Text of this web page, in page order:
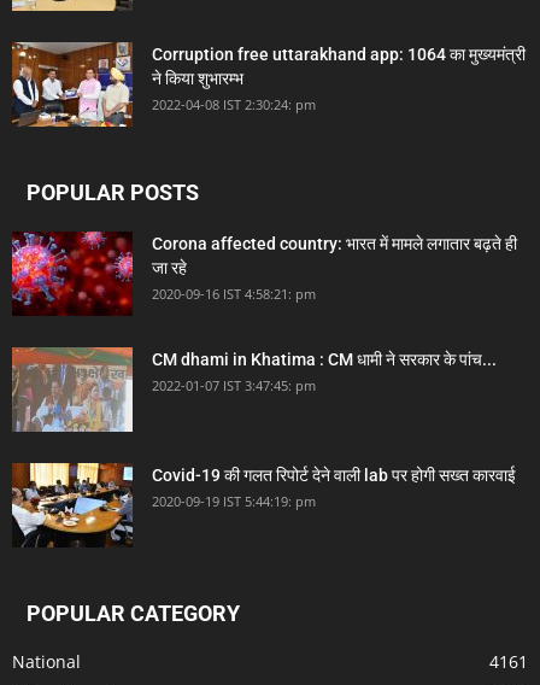
Corruption free uttarakhand app: 1064 का मुख्यमंत्री
ने किया शुभारम्भ
2022-04-08 IST 2:30:24: pm
POPULAR POSTS
Corona affected country: भारत में मामले लगातार बढ़ते ही
जा रहे
2020-09-16 IST 4:58:21: pm
CM dhami in Khatima : CM धामी ने सरकार के पांच...
2022-01-07 IST 3:47:45: pm
Covid-19 की गलत रिपोर्ट देने वाली lab पर होगी सख्त कारवाई
2020-09-19 IST 5:44:19: pm
POPULAR CATEGORY
National
4161